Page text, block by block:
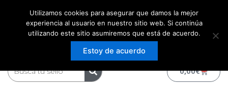
contenido
0,00€Carrito
Utilizamos cookies para asegurar que damos la mejor
experiencia al usuario en nuestro sitio web. Si continúa
utilizando este sitio asumiremos que está de acuerdo.
Estoy de acuerdo